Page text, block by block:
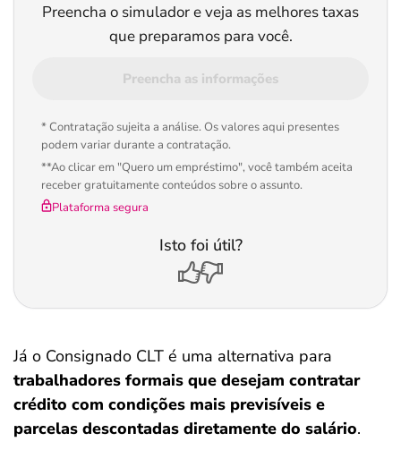
Preencha o simulador e veja as melhores taxas
que preparamos para você.
Preencha as informações
* Contratação sujeita a análise. Os valores aqui presentes
podem variar durante a contratação.
**Ao clicar em "Quero um empréstimo", você também aceita
receber gratuitamente conteúdos sobre o assunto.
Plataforma segura
Isto foi útil?
Já o Consignado CLT é uma alternativa para
trabalhadores formais que desejam contratar
crédito com condições mais previsíveis e
parcelas descontadas diretamente do salário.